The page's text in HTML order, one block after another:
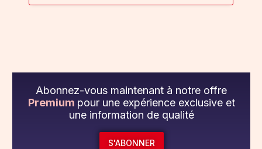
Abonnez-vous maintenant à notre offre
Premium pour une expérience exclusive et
une information de qualité
S'ABONNER